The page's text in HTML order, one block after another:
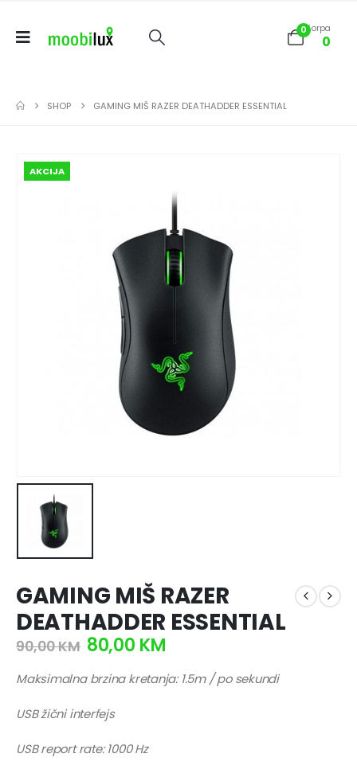
0Korpa
0
SHOP GAMING MIŠ RAZER DEATHADDER ESSENTIAL
AKCIJA
GAMING MIŠ RAZER
DEATHADDER ESSENTIAL
90,00KM 80,00 KM
Maksimalna brzina kretanja: 1.5m / po sekundi
USB žični interfejs
USB report rate: 1000 Hz